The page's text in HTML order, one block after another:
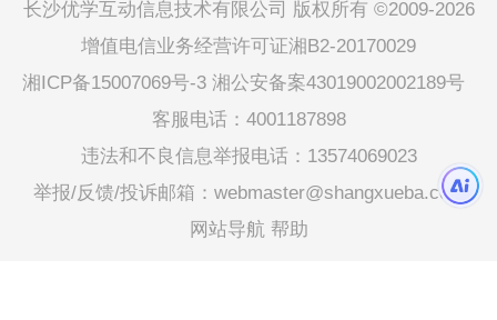
长沙优学互动信息技术有限公司 版权所有 ©2009-2026
增值电信业务经营许可证湘B2-20170029
湘ICP备15007069号-3 湘公安备案43019002002189号
客服电话：4001187898
违法和不良信息举报电话：13574069023
举报/反馈/投诉邮箱：webmaster@shangxueba.com
网站导航 帮助